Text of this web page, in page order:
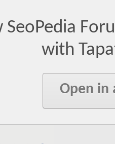
SeoPedia
with
Open in